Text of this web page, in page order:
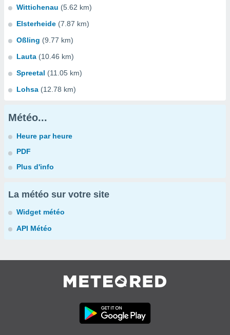
Wittichenau (5.62 km)
Elsterheide (7.87 km)
Oßling (9.77 km)
Lauta (10.46 km)
Spreetal (11.05 km)
Lohsa (12.78 km)
Météo...
Heure par heure
PDF
Plus d'info
La météo sur votre site
Widget météo
API Météo